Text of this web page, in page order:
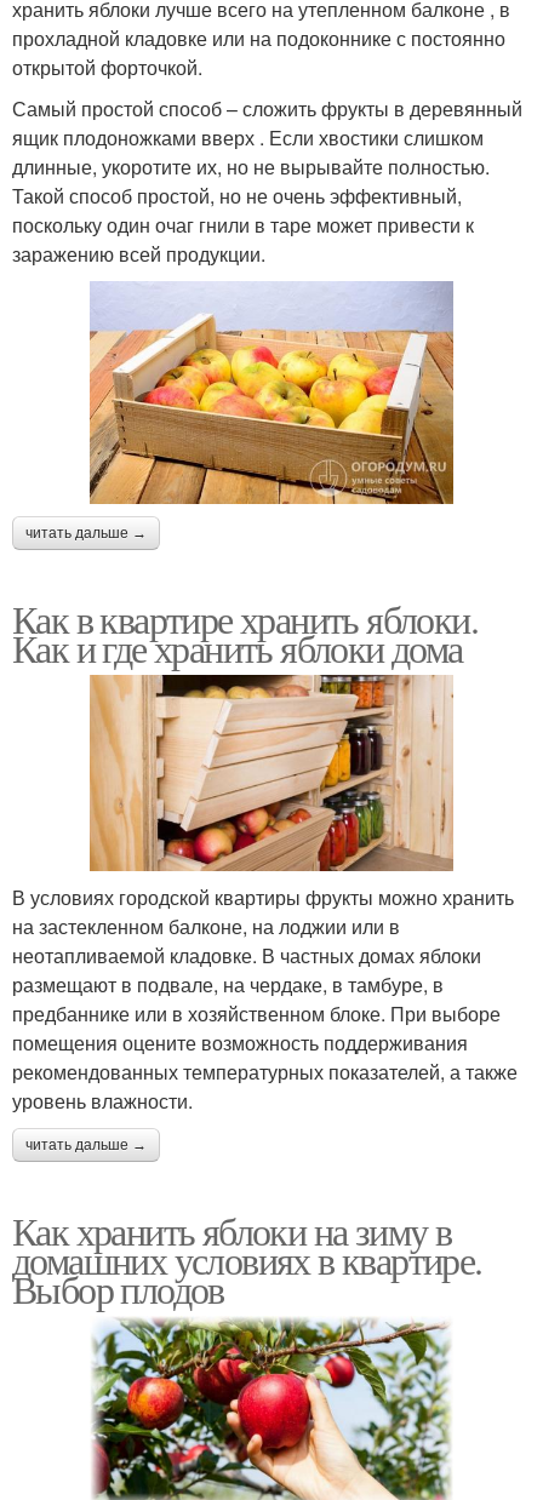
хранить яблоки лучше всего на утепленном балконе , в
прохладной кладовке или на подоконнике с постоянно
открытой форточкой.
Самый простой способ – сложить фрукты в деревянный
ящик плодоножками вверх . Если хвостики слишком
длинные, укоротите их, но не вырывайте полностью.
Такой способ простой, но не очень эффективный,
поскольку один очаг гнили в таре может привести к
заражению всей продукции.
читать дальше →
Как в квартире хранить яблоки.
Как и где хранить яблоки дома
В условиях городской квартиры фрукты можно хранить
на застекленном балконе, на лоджии или в
неотапливаемой кладовке. В частных домах яблоки
размещают в подвале, на чердаке, в тамбуре, в
предбаннике или в хозяйственном блоке. При выборе
помещения оцените возможность поддерживания
рекомендованных температурных показателей, а также
уровень влажности.
читать дальше →
Как хранить яблоки на зиму в
домашних условиях в квартире.
Выбор плодов